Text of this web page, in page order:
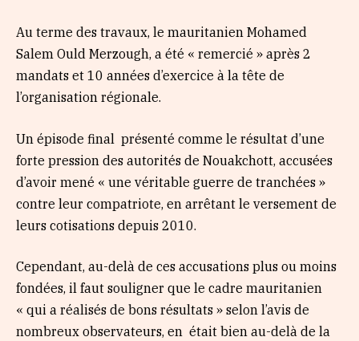
Au terme des travaux, le mauritanien Mohamed
Salem Ould Merzough, a été « remercié » après 2
mandats et 10 années d’exercice à la tête de
l’organisation régionale.
Un épisode final présenté comme le résultat d’une
forte pression des autorités de Nouakchott, accusées
d’avoir mené « une véritable guerre de tranchées »
contre leur compatriote, en arrêtant le versement de
leurs cotisations depuis 2010.
Cependant, au-delà de ces accusations plus ou moins
fondées, il faut souligner que le cadre mauritanien
« qui a réalisés de bons résultats » selon l’avis de
nombreux observateurs, en était bien au-delà de la